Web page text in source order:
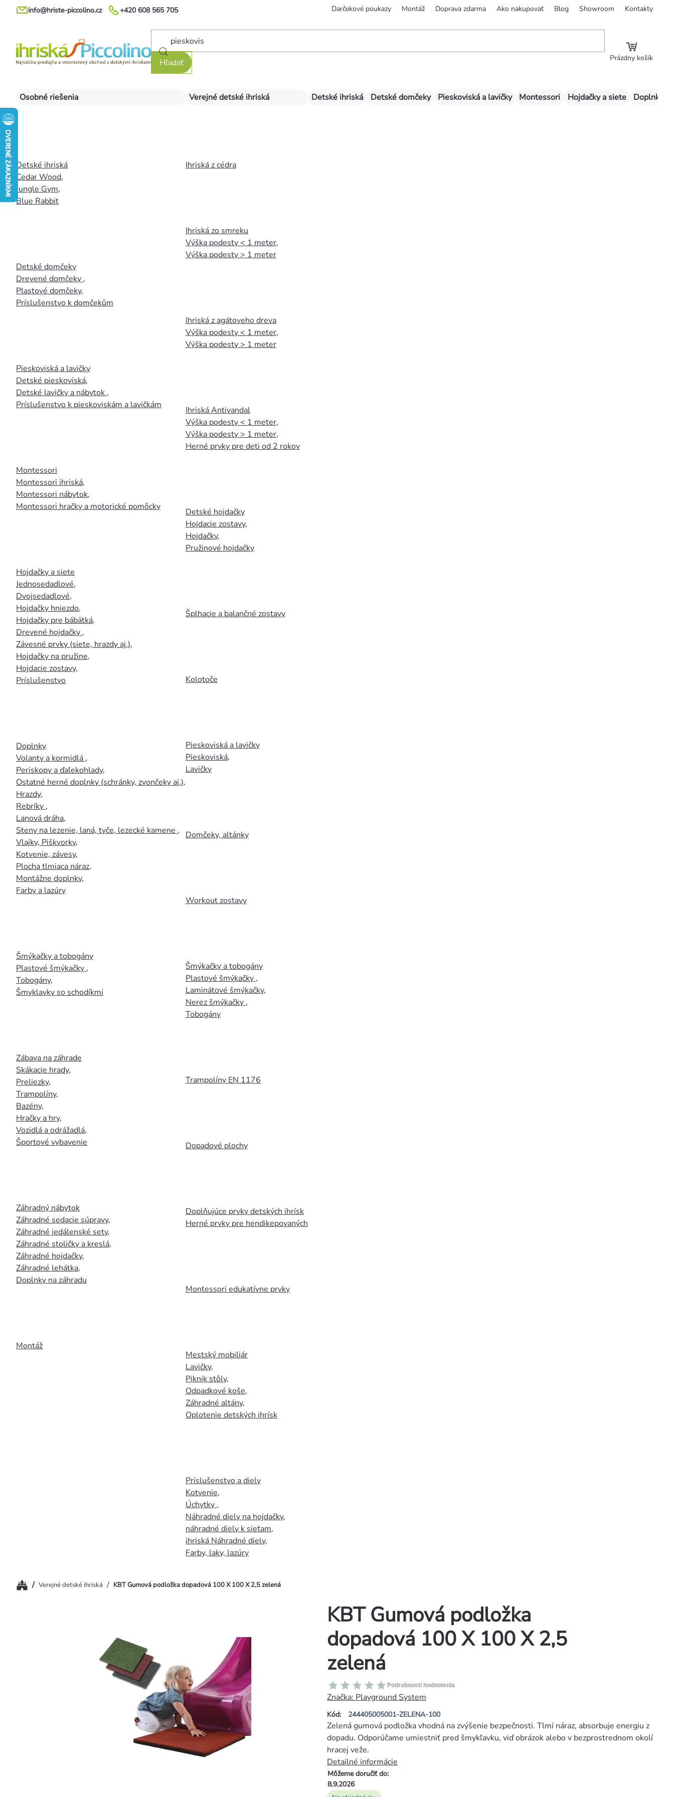
Prejsť
+420 608 565 705
info@hriste-piccolino.cz Darčekové poukazy Montáž Doprava zdarma Ako nakupovať Blog Showroom Kontakty
Hľadať Prázdny košík
Osobné riešenia
Detské ihriská
Cedar Wood,
Jungle Gym,
Blue Rabbit
Detské domčeky
Drevené domčeky ,
Plastové domčeky,
Príslušenstvo k domčekům
Pieskoviská a lavičky
Detské pieskoviská,
Detské lavičky a nábytok ,
Príslušenstvo k pieskoviskám a lavičkám
Montessori
Montessori ihriská,
Montessori nábytok,
Montessori hračky a motorické pomôcky
Hojdačky a siete
Jednosedadlové,
Dvojsedadlové,
Hojdačky hniezdo,
Hojdačky pre bábätká,
Drevené hojdačky ,
Závesné prvky (siete, hrazdy aj.),
Hojdačky na pružine,
Hojdacie zostavy,
Príslušenstvo
Doplnky
Volanty a kormidlá ,
Periskopy a ďaľekohlady,
Ostatné herné doplnky (schránky, zvončeky aj.),
Hrazdy,
Rebríky ,
Lanová dráha,
Steny na lezenie, laná, tyče, lezecké kamene ,
Vlajky, Piškvorky,
Kotvenie, závesy,
Plocha tlmiaca náraz,
Montážne doplnky,
Farby a lazúry
Šmýkačky a tobogány
Plastové šmýkačky ,
Tobogány,
Šmyklavky so schodíkmi
Zábava na záhrade
Skákacie hrady,
Preliezky,
Trampolíny,
Bazény,
Hračky a hry,
Vozidlá a odrážadlá,
Športové vybavenie
Záhradný nábytok
Záhradné sedacie súpravy,
Záhradné jedálenské sety,
Záhradné stoličky a kreslá,
Záhradné hojdačky,
Záhradné lehátka,
Doplnky na záhradu
Montáž
Verejné detské ihriská
Ihriská z cédra
Ihriská zo smreku
Výška podesty < 1 meter,
Výška podesty > 1 meter
Ihriská z agátoveho dreva
Výška podesty < 1 meter,
Výška podesty > 1 meter
Ihriská Antivandal
Výška podesty < 1 meter,
Výška podesty > 1 meter,
Herné prvky pre deti od 2 rokov
Detské hojdačky
Hojdacie zostavy,
Hojdačky,
Pružinové hojdačky
Šplhacie a balančné zostavy
Kolotoče
Pieskoviská a lavičky
Pieskoviská,
Lavičky
Domčeky, altánky
Workout zostavy
Šmýkačky a tobogány
Plastové šmýkačky ,
Laminátové šmýkačky,
Nerez šmýkačky ,
Tobogány
Trampolíny EN 1176
Dopadové plochy
Doplňujúce prvky detských ihrísk
Herné prvky pre hendikepovaných
Montessori edukatívne prvky
Mestský mobiliár
Lavičky,
Piknik stôly,
Odpadkové koše,
Záhradné altány,
Oplotenie detských ihrísk
Príslušenstvo a diely
Kotvenie,
Úchytky ,
Náhradné diely na hojdačky,
náhradné diely k sieťam,
ihriská Náhradné diely,
Farby, laky, lazúry
Detské ihriská Detské domčeky Pieskoviská a lavičky Montessori Hojdačky a siete Doplnky
Domov
/ Verejné detské ihriská / KBT Gumová podložka dopadová 100 X 100 X 2,5 zelená
KBT Gumová podložka
dopadová 100 X 100 X 2,5
zelená
Kód: 244405005001-ZELENA-100
Priemerné
hodnotenie
produktu
je
0,0
z
5
hviezdičiek.
Podrobnosti hodnotenia
Značka: Playground System
Môžeme doručiť do:
8.9.2026
Zelená gumová podložka vhodná na zvýšenie bezpečnosti. Tlmí náraz, absorbuje energiu z
dopadu. Odporúčame umiestniť pred šmykľavku, viď obrázok alebo v bezprostrednom okolí
hracej veže.
Detailné informácie